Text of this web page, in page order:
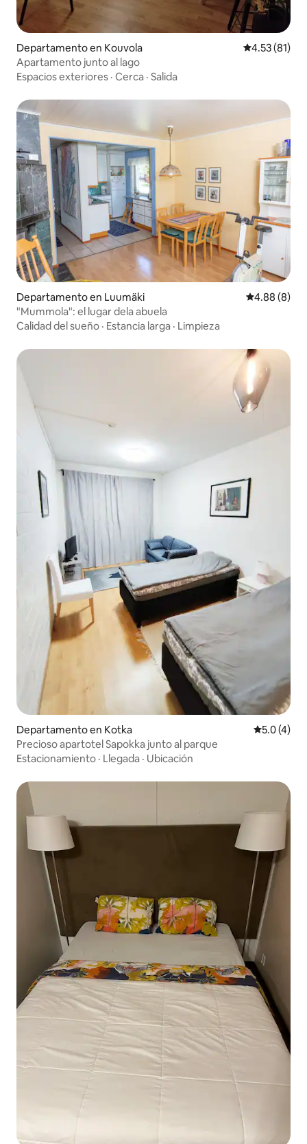
Departamento en Kouvola Calificación
4.53 (81)
Apartamento junto al lago
Espacios exteriores · Cerca · Salida
Departamento en Luumäki Calificación
4.88 (8)
"Mummola": el lugar dela abuela
Calidad del sueño · Estancia larga · Limpieza
Departamento en Kotka
5.0 (4)
Precioso apartotel Sapokka junto al parque
Estacionamiento · Llegada · Ubicación